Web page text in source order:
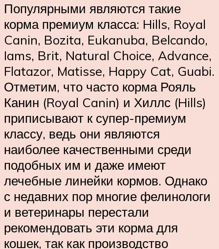
Популярными являются такие
корма премиум класса: Hills, Royal
Canin, Bozita, Eukanuba, Belcando,
Iams, Brit, Natural Choice, Advance,
Flatazor, Matisse, Happy Cat, Guabi.
Отметим, что часто корма Рояль
Канин (Royal Canin) и Хиллс (Hills)
приписывают к супер-премиум
классу, ведь они являются
наиболее качественными среди
подобных им и даже имеют
лечебные линейки кормов. Однако
с недавних пор многие фелинологи
и ветеринары перестали
рекомендовать эти корма для
кошек, так как производство